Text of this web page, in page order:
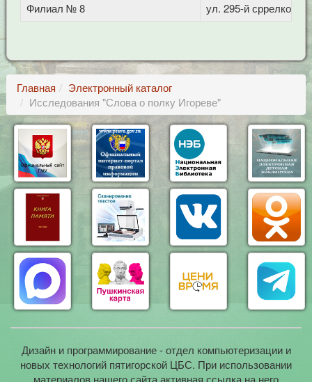
Филиал № 8
ул. 295-й сррелковой
Главная
Электронный каталог
Исследования "Слова о полку Игореве"
Дизайн и программирование - отдел компьютеризации и
новых технологий пятигорской ЦБС. При использовании